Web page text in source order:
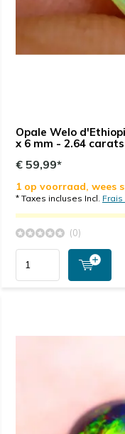
Opale Welo
x 6 mm - 2.64
€ 59,99*
1 op voorraad, wees
* Taxes incluses Incl.
(0)